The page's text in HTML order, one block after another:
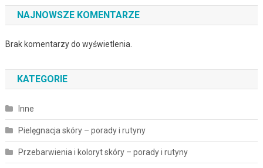
NAJNOWSZE KOMENTARZE
Brak komentarzy do wyświetlenia.
KATEGORIE
Inne
Pielęgnacja skóry – porady i rutyny
Przebarwienia i koloryt skóry – porady i rutyny